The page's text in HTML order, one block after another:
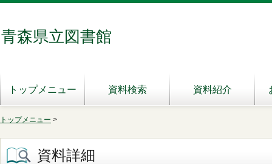
青森県立図書館
トップメニュー 資料検索 資料紹介
トップメニュー >
資料詳細